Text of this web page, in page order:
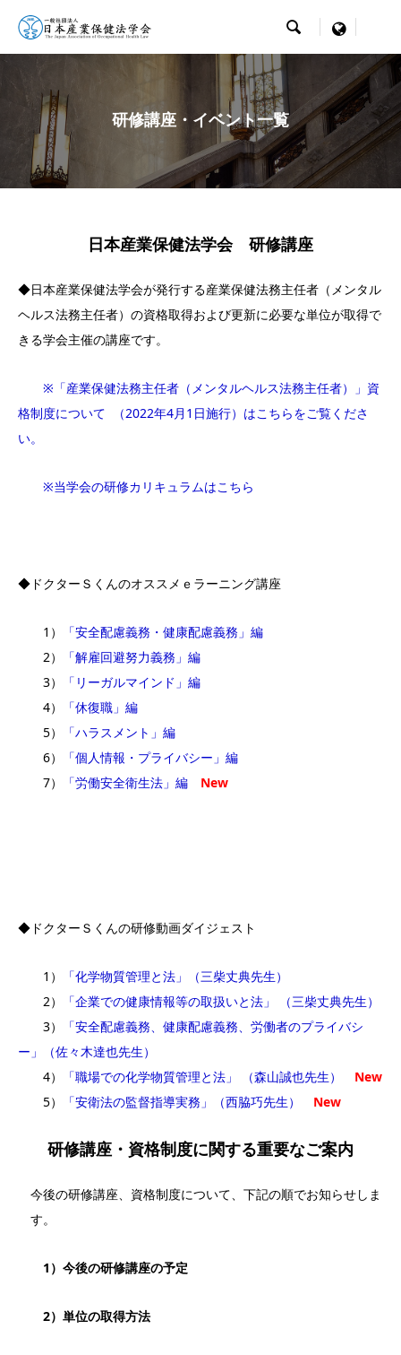

研修講座・イベント一覧
日本産業保健法学会 研修講座
◆日本産業保健法学会が発行する産業保健法務主任者（メンタル
ヘルス法務主任者）の資格取得および更新に必要な単位が取得で
きる学会主催の講座です。
※「産業保健法務主任者（メンタルヘルス法務主任者）」資
格制度について （2022年4月1日施行）はこちらをご覧くださ
い。
※当学会の研修カリキュラムはこちら
◆ドクターＳくんのオススメｅラーニング講座
1）
「安全配慮義務・健康配慮義務」編
2）
「解雇回避努力義務」編
3）
「リーガルマインド」編
4）
「休復職」編
5）
「ハラスメント」編
6）
「個人情報・プライバシー」編
7）
「労働安全衛生法」編 New
◆ ドクターＳくんの研修動画ダイジェスト
1）
「化学物質管理と法」（三柴丈典先生）
2）
「企業での健康情報等の取扱いと法」 （三柴丈典先生）
3）
「安全配慮義務、健康配慮義務、労働者のプライバシ
ー」（佐々木達也先生）
4）
「職場での化学物質管理と法」 （森山誠也先生）
New
5）
「安衛法の監督指導実務」（西脇巧先生） New
研修講座・資格制度に関する重要なご案内
今後の研修講座、資格制度について、下記の順でお知らせしま
す。
1）今後の研修講座の予定
2）単位の取得方法